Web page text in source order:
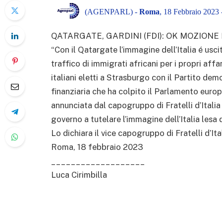
(AGENPARL) - Roma, 18 Febbraio 2023
QATARGATE, GARDINI (FDI): OK
“Con il Qatargate l’immagine dell’Italia é
traffico di immigrati africani per i propri
italiani eletti a Strasburgo con il Partito
finanziaria che ha colpito il Parlamento
annunciata dal capogruppo di Fratelli
governo a tutelare l’immagine dell’Italia lesa
Lo dichiara il vice capogruppo di Fratelli
Roma, 18 febbraio 2023
Luca Cirimbilla